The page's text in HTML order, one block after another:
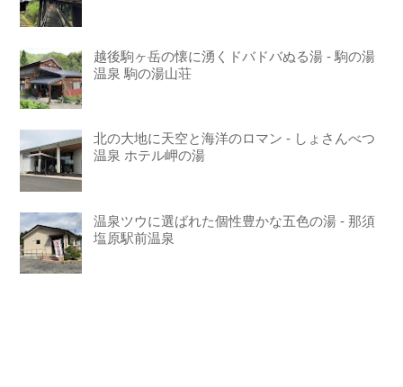
越後駒ヶ岳の懐に湧くドバドバぬる湯 - 駒の湯
温泉 駒の湯山荘
北の大地に天空と海洋のロマン - しょさんべつ
温泉 ホテル岬の湯
温泉ツウに選ばれた個性豊かな五色の湯 - 那須
塩原駅前温泉